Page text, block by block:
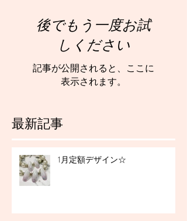
最新記事
後でもう一度お試
しください
記事が公開されると、ここに
表示されます。
1月定額デザイン☆